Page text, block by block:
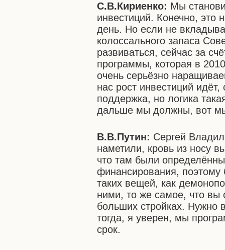
С.В.Кириенко: Мы
инвестиций. Конечно, это
день. Но если не
колоссального запаса
развиваться, сейчас за
программы, которая в
очень серьёзно
нас рост инвестиций
поддержка, но логика
дальше мы должны, вот
В.В.Путин: Сергей
наметили, кровь из носу
что там были
финансирования, поэтому
таких вещей, как
ними, то же самое, что вы
больших стройках. Нужно
тогда, я уверен, мы
срок.